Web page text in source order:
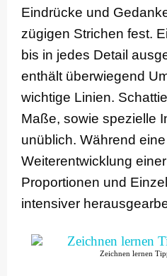
Eindrücke und
zügigen Strichen fest.
bis in jedes Detail
enthält überwiegend
wichtige Linien.
Maße, sowie spezielle
unüblich. Während
Weiterentwicklung
Proportionen und
intensiver
Zeichnen lernen